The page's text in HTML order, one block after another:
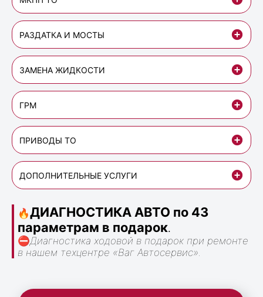
РАЗДАТКА И МОСТЫ
ЗАМЕНА ЖИДКОСТИ
ГРМ
ПРИВОДЫ ТО
ДОПОЛНИТЕЛЬНЫЕ УСЛУГИ
🔥ДИАГНОСТИКА АВТО по 43
параметрам в подарок.
⛔Диагностика ходовой в подарок при ремонте
в нашем техцентре «Ваг Автосервис».